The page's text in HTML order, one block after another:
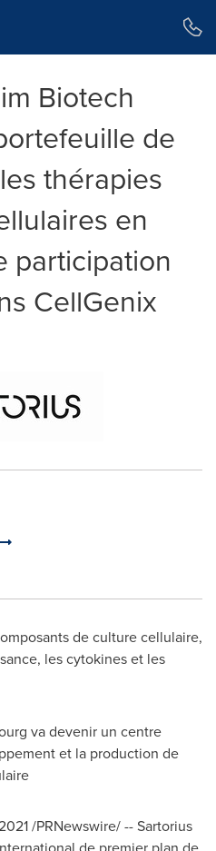
Biotech
de
thérapies
en
participation
CellGenix
de culture cellulaire,
les cytokines et les
va devenir un centre
et la production de
/PRNewswire/ -- Sartorius